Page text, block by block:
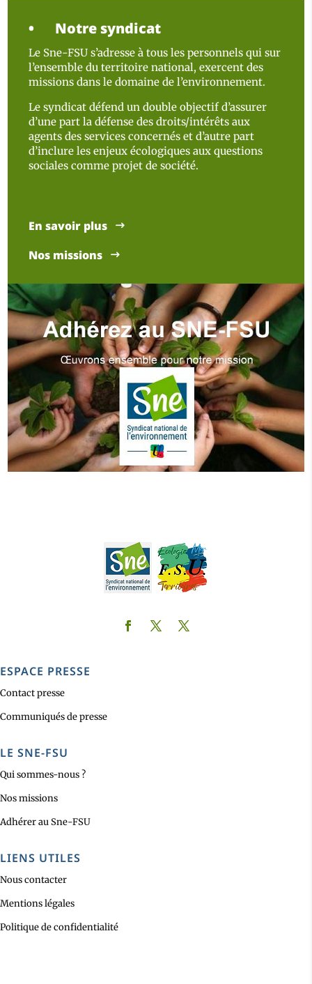
Notre syndicat
Le Sne-FSU s’adresse à tous les personnels qui sur
l’ensemble du territoire national, exercent des
missions dans le domaine de l’environnement.
Le syndicat défend un double objectif d’assurer
d’une part la défense des droits/intérêts aux
agents des services concernés et d’autre part
d’inclure les enjeux écologiques aux questions
sociales comme projet de société.
En savoir plus
Nos missions
ESPACE PRESSE
Contact presse
Communiqués de presse
LE SNE-FSU
Qui sommes-nous ?
Nos missions
Adhérer au Sne-FSU
LIENS UTILES
Nous contacter
Mentions légales
Politique de confidentialité